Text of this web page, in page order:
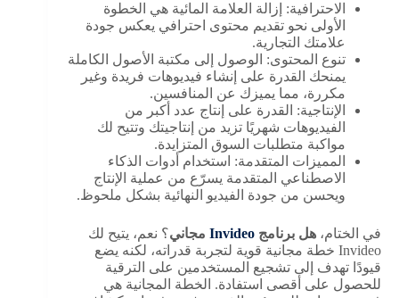
الاحترافية: إزالة العلامة المائية هي الخطوة
الأولى نحو تقديم محتوى احترافي يعكس جودة
علامتك التجارية.
تنوع المحتوى: الوصول إلى مكتبة الأصول الكاملة
يمنحك القدرة على إنشاء فيديوهات فريدة وغير
مكررة، مما يميزك عن المنافسين.
الإنتاجية: القدرة على إنتاج عدد أكبر من
الفيديوهات شهريًا تزيد من إنتاجيتك وتتيح لك
مواكبة متطلبات السوق المتزايدة.
المميزات المتقدمة: استخدام أدوات الذكاء
الاصطناعي المتقدمة يسرّع من عملية الإنتاج
ويحسن من جودة الفيديو النهائية بشكل ملحوظ.
في الختام، هل برنامج Invideo مجاني؟ نعم، يتيح لك
Invideo خطة مجانية قوية لتجربة قدراته، لكنه يضع
قيودًا تهدف إلى تشجيع المستخدمين على الترقية
للحصول على أقصى استفادة. الخطة المجانية هي